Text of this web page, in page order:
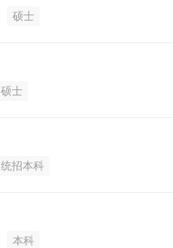
硕士
硕士
统招本科
本科